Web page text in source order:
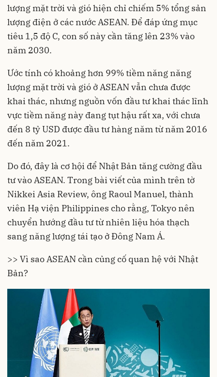
lượng mặt trời và gió hiện chỉ chiếm 5% tổng sản
lượng điện ở các nước ASEAN. Để đáp ứng mục
tiêu 1,5 độ C, con số này cần tăng lên 23% vào
năm 2030.
Ước tính có khoảng hơn 99% tiềm năng năng
lượng mặt trời và gió ở ASEAN vẫn chưa được
khai thác, nhưng nguồn vốn đầu tư khai thác lĩnh
vực tiềm năng này đang tụt hậu rất xa, với chưa
đến 8 tỷ USD được đầu tư hàng năm từ năm 2016
đến năm 2021.
Do đó, đây là cơ hội để Nhật Bản tăng cường đầu
tư vào ASEAN. Trong bài viết của mình trên tờ
Nikkei Asia Review, ông Raoul Manuel, thành
viên Hạ viện Philippines cho rằng, Tokyo nên
chuyển hướng đầu tư từ nhiên liệu hóa thạch
sang năng lượng tái tạo ở Đông Nam Á.
>> Vì sao ASEAN cần củng cố quan hệ với Nhật
Bản?